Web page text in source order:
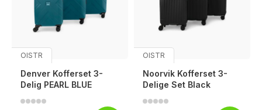
OISTR
Denver Kofferset 3-
Delig PEARL BLUE
OISTR
Noorvik Kofferset 3-
Delige Set Black